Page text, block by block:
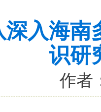
深入海南
识研
作者